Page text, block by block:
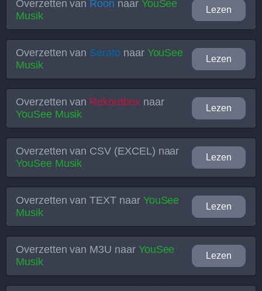
Overzetten van Roon naar YouSee
Musik
Lezen
Overzetten van Serato naar YouSee
Musik
Lezen
Overzetten van Rekordboxnaar
YouSee Musik
Lezen
Overzetten van CSV (EXCEL) naar
YouSee Musik
Lezen
Overzetten vanTEXT naar YouSee
Musik
Lezen
Overzetten van M3U naar YouSee
Musik
Lezen